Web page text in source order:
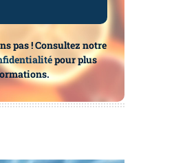
pas ! Consultez notre
pour plus